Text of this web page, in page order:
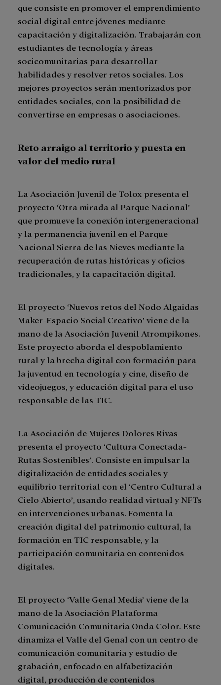
que consiste en promover el emprendimiento
social digital entre jóvenes mediante
capacitación y digitalización. Trabajarán con
estudiantes de tecnología y áreas
socicomunitarias para desarrollar
habilidades y resolver retos sociales. Los
mejores proyectos serán mentorizados por
entidades sociales, con la posibilidad de
convertirse en empresas o asociaciones.
Reto arraigo al territorio y puesta en
valor del medio rural
La Asociación Juvenil de Tolox presenta el
proyecto ‘Otra mirada al Parque Nacional’
que promueve la conexión intergeneracional
y la permanencia juvenil en el Parque
Nacional Sierra de las Nieves mediante la
recuperación de rutas históricas y oficios
tradicionales, y la capacitación digital.
El proyecto ‘Nuevos retos del Nodo Algaidas
Maker-Espacio Social Creativo’ viene de la
mano de la Asociación Juvenil Atrompikones.
Este proyecto aborda el despoblamiento
rural y la brecha digital con formación para
la juventud en tecnología y cine, diseño de
videojuegos, y educación digital para el uso
responsable de las TIC.
La Asociación de Mujeres Dolores Rivas
presenta el proyecto ‘Cultura Conectada-
Rutas Sostenibles’. Consiste en impulsar la
digitalización de entidades sociales y
equilibrio territorial con el ‘Centro Cultural a
Cielo Abierto’, usando realidad virtual y NFTs
en intervenciones urbanas. Fomenta la
creación digital del patrimonio cultural, la
formación en TIC responsable, y la
participación comunitaria en contenidos
digitales.
El proyecto ‘Valle Genal Media’ viene de la
mano de la Asociación Plataforma
Comunicación Comunitaria Onda Color. Este
dinamiza el Valle del Genal con un centro de
comunicación comunitaria y estudio de
grabación, enfocado en alfabetización
digital, producción de contenidos